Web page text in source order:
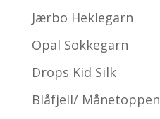
Jærbo Heklegarn
Opal Sokkegarn
Drops Kid Silk
Blåfjell/ Månetoppen